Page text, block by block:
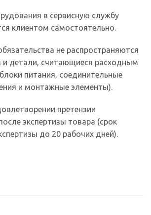
в сервисную службу
клиентом самостоятельно.
не распространяются
и детали, считающиеся расходным
питания, соединительные
и монтажные элементы).
претензии
экспертизы товара (срок
до 20 рабочих дней).